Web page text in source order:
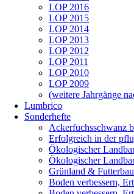
LOP 2016
LOP 2015
LOP 2014
LOP 2013
LOP 2012
LOP 2011
LOP 2010
LOP 2009
(weitere Jahrgänge
Lumbrico
Sonderhefte
Ackerfuchsschwanz
Erfolgreich in der
Ökologischer
Ökologischer
Grünland & Futterbau
Boden verbessern,